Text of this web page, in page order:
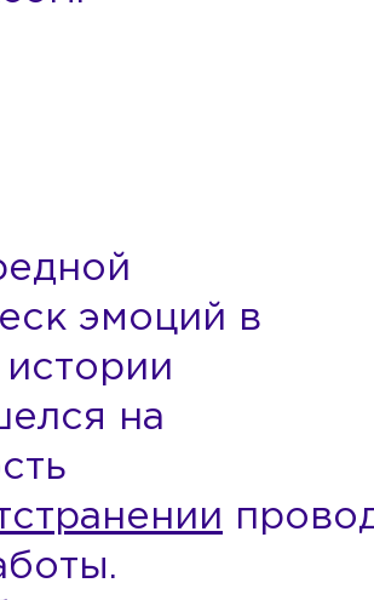
эмоций в
истории
на